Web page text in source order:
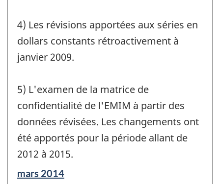
4) Les révisions apportées aux séries en
dollars constants rétroactivement à
janvier 2009.
5) L'examen de la matrice de
confidentialité de l'EMIM à partir des
données révisées. Les changements ont
été apportés pour la période allant de
2012 à 2015.
Période
mars 2014